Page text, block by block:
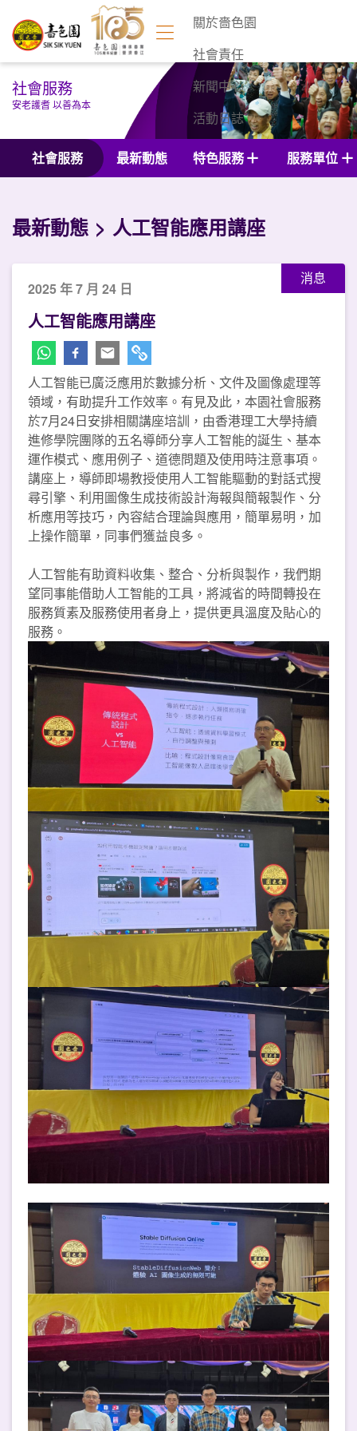
關於嗇色園
社會責任
新聞中心
活動日誌
聯絡我們
社會服務
安老護耆 以善為本
社會服務 最新動態 特色服務 服務單位
最新動態 人工智能應用講座
消息
2025 年 7 月 24 日
人工智能應用講座
人工智能已廣泛應用於數據分析、文件及圖像處理等
領域，有助提升工作效率。有見及此，本園社會服務
於7月24日安排相關講座培訓，由香港理工大學持續
進修學院團隊的五名導師分享人工智能的誕生、基本
運作模式、應用例子、道德問題及使用時注意事項。
講座上，導師即場教授使用人工智能驅動的對話式搜
尋引擎、利用圖像生成技術設計海報與簡報製作、分
析應用等技巧，內容結合理論與應用，簡單易明，加
上操作簡單，同事們獲益良多。
人工智能有助資料收集、整合、分析與製作，我們期
望同事能借助人工智能的工具，將減省的時間轉投在
服務質素及服務使用者身上，提供更具溫度及貼心的
服務。